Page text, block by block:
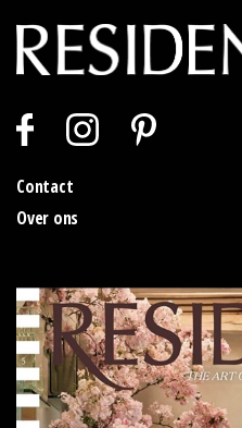
Contact
Over ons